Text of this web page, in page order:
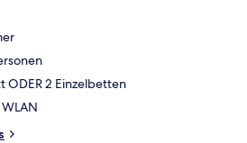
ODER 2 Einzelbetten